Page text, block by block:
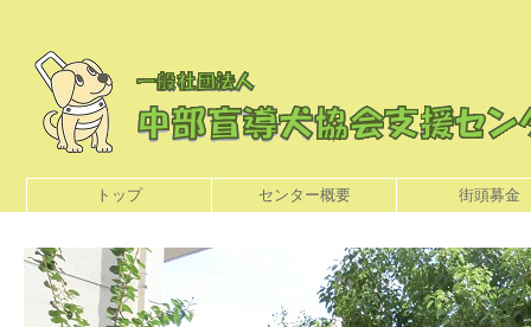
トップ センター概要 街頭募金